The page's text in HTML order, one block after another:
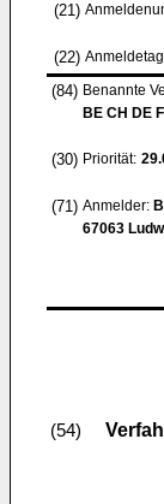
(21)
(22)
(84) Benannte
BE CH DE
(30) Priorität:
(71) Anmelder:
67063
(54)